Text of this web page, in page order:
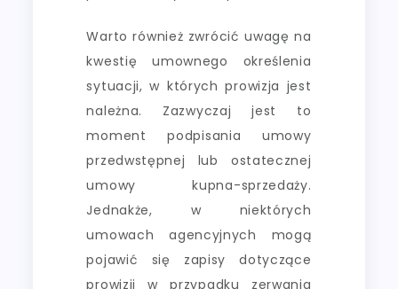
Warto również zwrócić uwagę na
kwestię umownego określenia
sytuacji, w których prowizja jest
należna. Zazwyczaj jest to
moment podpisania umowy
przedwstępnej lub ostatecznej
umowy kupna-sprzedaży.
Jednakże, w niektórych
umowach agencyjnych mogą
pojawić się zapisy dotyczące
prowizji w przypadku zerwania